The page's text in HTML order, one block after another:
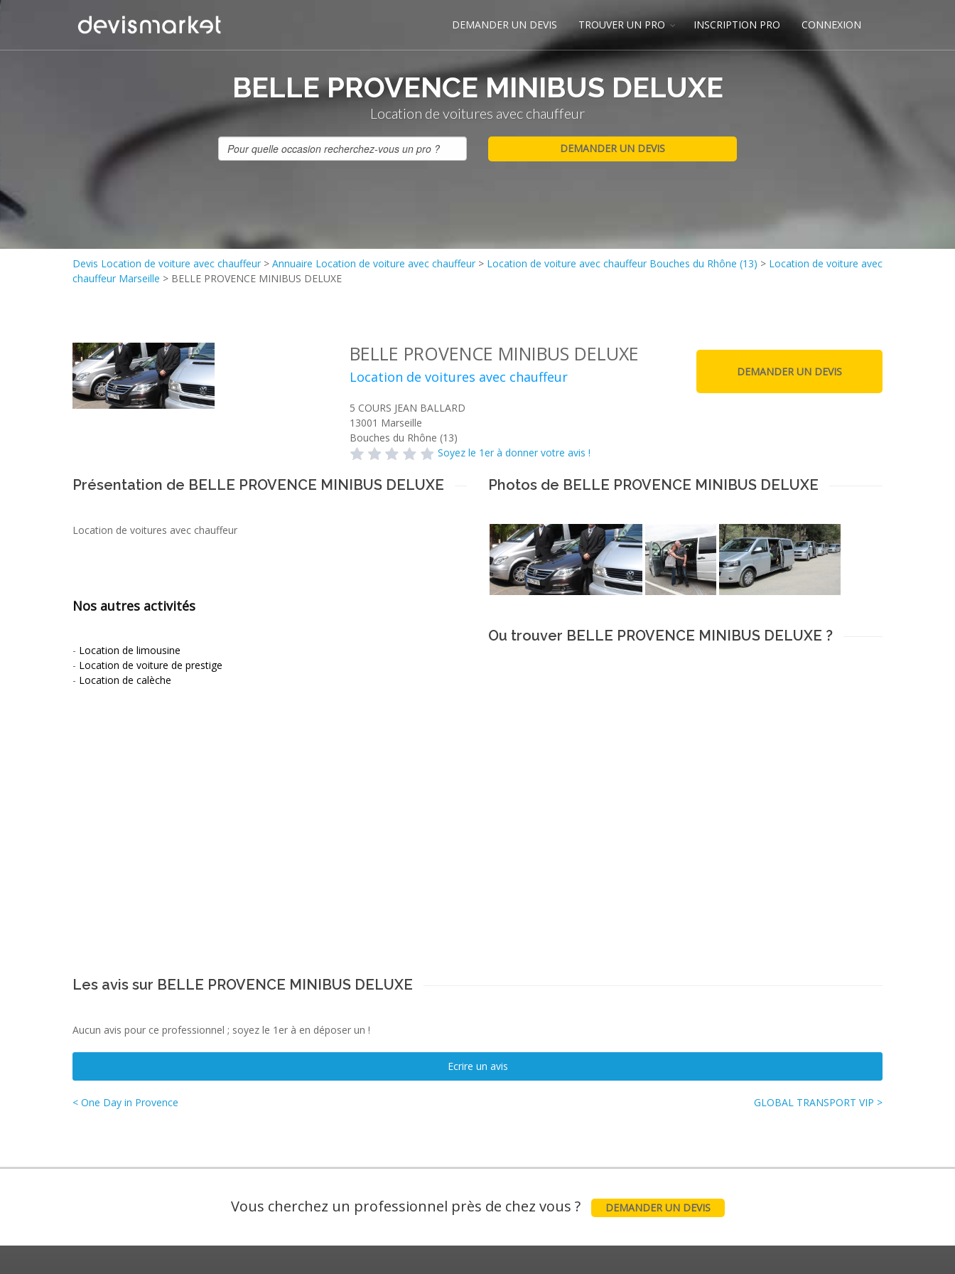
DEMANDER UN DEVIS TROUVER UN PRO INSCRIPTION PRO CONNEXION
BELLE PROVENCE MINIBUS DELUXE
Location de voitures avec chauffeur
Devis Location de voiture avec chauffeur > Annuaire Location de voiture avec chauffeur > Location de voiture avec chauffeur Bouches du Rhône (13) > Location de voiture avec
chauffeur Marseille > BELLE PROVENCE MINIBUS DELUXE
BELLE PROVENCE MINIBUS DELUXE
Location de voitures avec chauffeur
5 COURS JEAN BALLARD
13001 Marseille
Bouches du Rhône (13)
Soyez le 1er à donner votre avis !
Présentation de BELLE PROVENCE MINIBUS DELUXE
Location de voitures avec chauffeur
Nos autres activités
- Location de limousine
- Location de voiture de prestige
- Location de calèche
Photos de BELLE PROVENCE MINIBUS DELUXE
Ou trouver BELLE PROVENCE MINIBUS DELUXE ?
Les avis sur BELLE PROVENCE MINIBUS DELUXE
Aucun avis pour ce professionnel ; soyez le 1er à en déposer un !
Ecrire un avis
< One Day in Provence GLOBAL TRANSPORT VIP >
Vous cherchez un professionnel près de chez vous ? DEMANDER UN DEVIS